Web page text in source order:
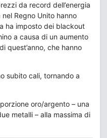
da record dell’energia
Regno Unito hanno
ha imposto dei blackout
a causa di un aumento
quest’anno, che hanno
subito cali, tornando a
oro/argento – una
metalli – alla massima di